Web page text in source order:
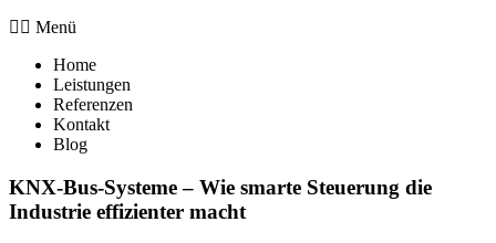
Menü
Home
Leistungen
Referenzen
Kontakt
Blog
KNX-Bus-Systeme – Wie smarte Steuerung die
Industrie effizienter macht